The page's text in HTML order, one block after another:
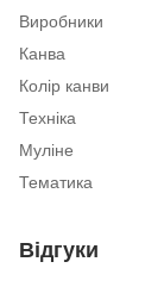
Виробники
Канва
Колір канви
Техніка
Муліне
Тематика
Відгуки